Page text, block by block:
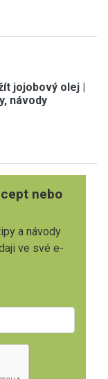
jojobový olej |
návody
nebo
a návody
ve své e-